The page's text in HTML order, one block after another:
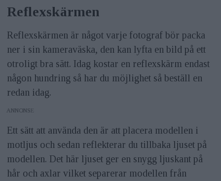
Reflexskärmen
Reflexskärmen är något varje fotograf bör packa
ner i sin kameraväska, den kan lyfta en bild på ett
otroligt bra sätt. Idag kostar en reflexskärm endast
någon hundring så har du möjlighet så beställ en
redan idag.
ANNONS
Ett sätt att använda den är att placera modellen i
motljus och sedan reflekterar du tillbaka ljuset på
modellen. Det här ljuset ger en snygg ljuskant på
hår och axlar vilket separerar modellen från